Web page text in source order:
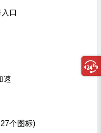
口
速
个图标)